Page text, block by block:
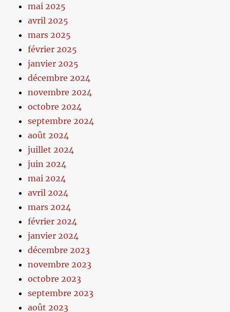
mai 2025
avril 2025
mars 2025
février 2025
janvier 2025
décembre 2024
novembre 2024
octobre 2024
septembre 2024
août 2024
juillet 2024
juin 2024
mai 2024
avril 2024
mars 2024
février 2024
janvier 2024
décembre 2023
novembre 2023
octobre 2023
septembre 2023
août 2023